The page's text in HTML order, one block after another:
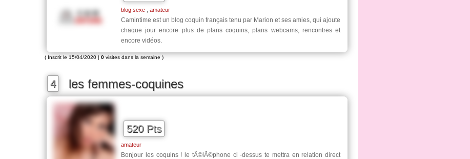
blog sexe , amateur
Camintime est un blog coquin français tenu par Marion et ses amies, qui ajoute
chaque jour encore plus de plans coquins, plans webcams, rencontres et
encore vidéos.
( Inscrit le 15/04/2020 | 0 visites dans la semaine )
4 les femmes-coquines
520 Pts
amateur
Bonjour les coquins ! le tÃ©lÃ©phone ci -dessus te mettra en relation direct